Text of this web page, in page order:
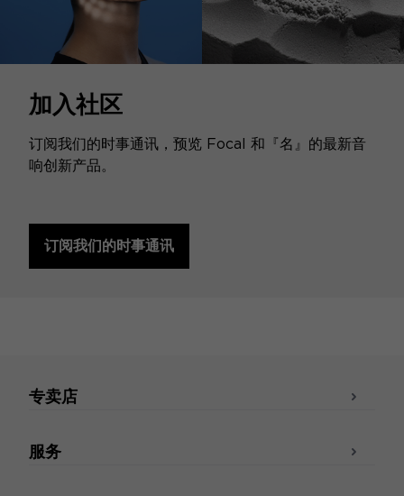
加入社区
订阅我们的时事通讯，预览 Focal 和『名』的最新音
响创新产品。
订阅我们的时事通讯
专卖店
服务